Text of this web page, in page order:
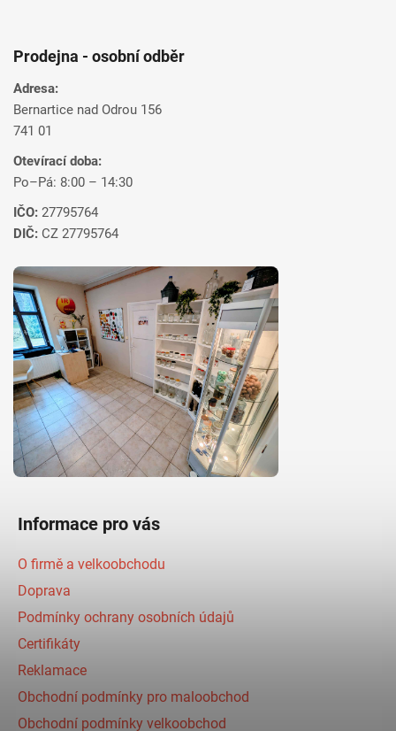
Prodejna - osobní odběr
Adresa:
Bernartice nad Odrou 156
741 01
Otevírací doba:
Po–Pá: 8:00 – 14:30
IČO: 27795764
DIČ: CZ 27795764
Informace pro vás
O firmě a velkoobchodu
Doprava
Podmínky ochrany osobních údajů
Certifikáty
Reklamace
Obchodní podmínky pro maloobchod
Obchodní podmínky velkoobchod